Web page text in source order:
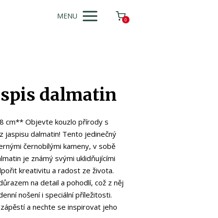
MENU 0
dalmatin
cm** Objevte kouzlo přírody s
jaspisu dalmatin! Tento jedinečný
černobílými kameny, v sobě
je známý svými uklidňujícími
kreativitu a radost ze života.
na detail a pohodlí, což z něj
nošení i speciální příležitosti.
a nechte se inspirovat jeho